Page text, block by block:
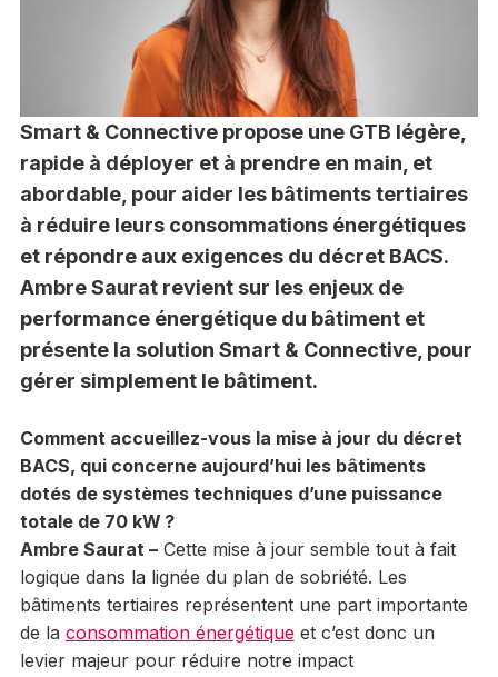
Smart & Connective propose une GTB légère,
rapide à déployer et à prendre en main, et
abordable, pour aider les bâtiments tertiaires
à réduire leurs consommations énergétiques
et répondre aux exigences du décret BACS.
Ambre Saurat revient sur les enjeux de
performance énergétique du bâtiment et
présente la solution Smart & Connective, pour
gérer simplement le bâtiment.
Comment accueillez-vous la mise à jour du décret
BACS, qui concerne aujourd’hui les bâtiments
dotés de systèmes techniques d’une puissance
totale de 70 kW ?
Ambre Saurat –Cette mise à jour semble tout à fait
logique dans la lignée du plan de sobriété. Les
bâtiments tertiaires représentent une part importante
de la consommation énergétiqueet c’est donc un
levier majeur pour réduire notre impact